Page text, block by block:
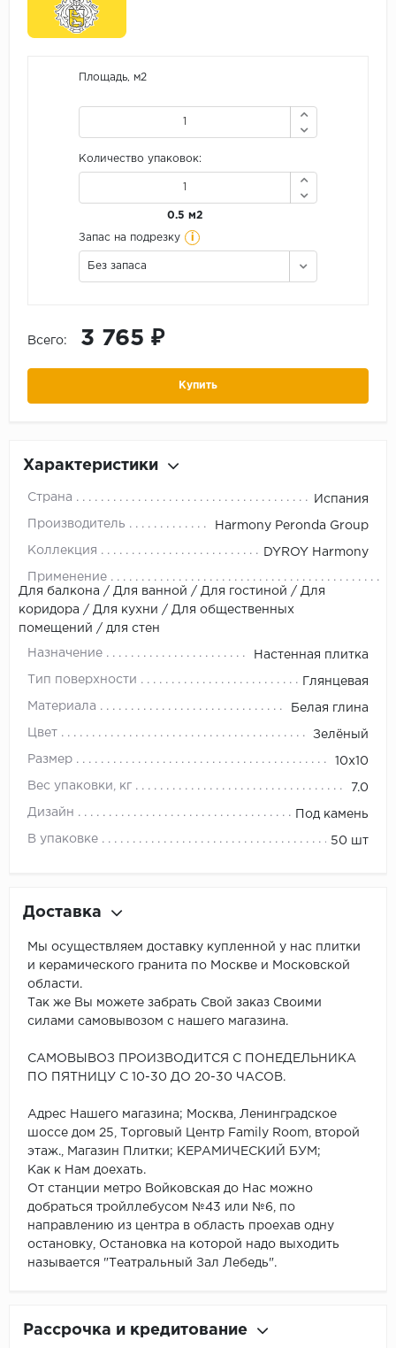
Площадь, м2
Количество упаковок:
0.5 м2
Запас на подрезку i
Без запаса
Всего: 3 765 ₽
Купить
Характеристики
Страна Испания
Производитель Harmony Peronda Group
Коллекция DYROY Harmony
Применение
Для балкона / Для ванной / Для гостиной / Для
коридора / Для кухни / Для общественных
помещений / для стен
Назначение Настенная плитка
Тип поверхности Глянцевая
Материала Белая глина
Цвет Зелёный
Размер 10x10
Вес упаковки, кг 7.0
Дизайн Под камень
В упаковке 50 шт
Доставка
Мы осуществляем доставку купленной у нас плитки
и керамического гранита по Москве и Московской
области.
Так же Вы можете забрать Свой заказ Своими
силами самовывозом с нашего магазина.
САМОВЫВОЗ ПРОИЗВОДИТСЯ С ПОНЕДЕЛЬНИКА
ПО ПЯТНИЦУ С 10-30 ДО 20-30 ЧАСОВ.
Адрес Нашего магазина; Москва, Ленинградское
шоссе дом 25, Торговый Центр Family Room, второй
этаж., Магазин Плитки; КЕРАМИЧЕСКИЙ БУМ;
Как к Нам доехать.
От станции метро Войковская до Нас можно
добраться тройллебусом №43 или №6, по
направлению из центра в область проехав одну
остановку, Остановка на которой надо выходить
называется "Театральный Зал Лебедь".
Рассрочка и кредитование